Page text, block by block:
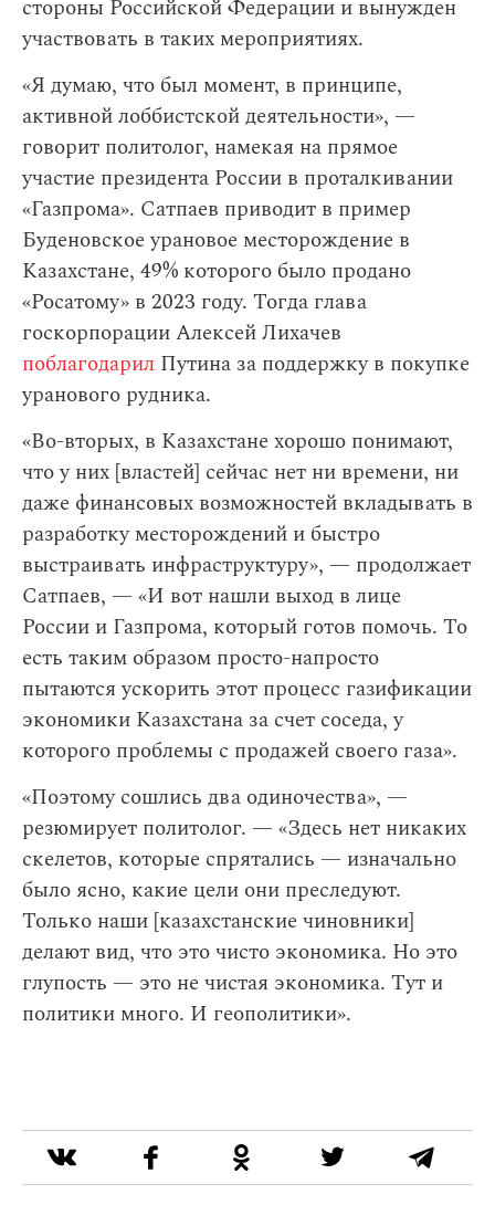
стороны Российской Федерации и вынужден
участвовать в таких мероприятиях.
«Я думаю, что был момент, в принципе,
активной лоббистской деятельности», —
говорит политолог, намекая на прямое
участие президента России в проталкивании
«Газпрома». Сатпаев приводит в пример
Буденовское урановое месторождение в
Казахстане, 49% которого было продано
«Росатому» в 2023 году. Тогда глава
госкорпорации Алексей Лихачев
поблагодарил Путина за поддержку в покупке
уранового рудника.
«Во-вторых, в Казахстане хорошо понимают,
что у них [властей] сейчас нет ни времени, ни
даже финансовых возможностей вкладывать в
разработку месторождений и быстро
выстраивать инфраструктуру», — продолжает
Сатпаев, — «И вот нашли выход в лице
России и Газпрома, который готов помочь. То
есть таким образом просто-напросто
пытаются ускорить этот процесс газификации
экономики Казахстана за счет соседа, у
которого проблемы с продажей своего газа».
«Поэтому сошлись два одиночества», —
резюмирует политолог. — «Здесь нет никаких
скелетов, которые спрятались — изначально
было ясно, какие цели они преследуют.
Только наши [казахстанские чиновники]
делают вид, что это чисто экономика. Но это
глупость — это не чистая экономика. Тут и
политики много. И геополитики».